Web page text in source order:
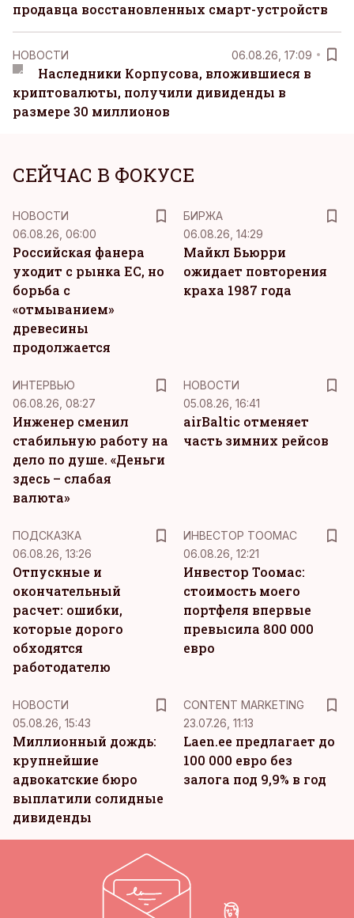
продавца восстановленных смарт-устройств
НОВОСТИ 06.08.26, 17:09
Наследники Корпусова, вложившиеся в
криптовалюты, получили дивиденды в
размере 30 миллионов
СЕЙЧАС В ФОКУСЕ
НОВОСТИ
06.08.26, 06:00
Российская фанера
уходит с рынка ЕС, но
борьба с
«отмыванием»
древесины
продолжается
БИРЖА
06.08.26, 14:29
Майкл Бьюрри
ожидает повторения
краха 1987 года
ИНТЕРВЬЮ
06.08.26, 08:27
Инженер сменил
стабильную работу на
дело по душе. «Деньги
здесь – слабая
валюта»
НОВОСТИ
05.08.26, 16:41
airBaltic отменяет
часть зимних рейсов
ПОДСКАЗКА
06.08.26, 13:26
Отпускные и
окончательный
расчет: ошибки,
которые дорого
обходятся
работодателю
ИНВЕСТОР ТООМАС
06.08.26, 12:21
Инвестор Тоомас:
стоимость моего
портфеля впервые
превысила 800 000
евро
НОВОСТИ
05.08.26, 15:43
Миллионный дождь:
крупнейшие
адвокатские бюро
выплатили солидные
дивиденды
CONTENT MARKETING
23.07.26, 11:13
Laen.ee предлагает до
100 000 евро без
залога под 9,9% в год